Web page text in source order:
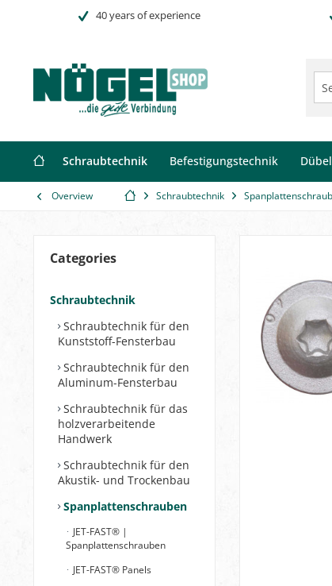
40 years of experience
Schraubtechnik Befestigungstechnik
Overview Schraubtechnik
Categories
Schraubtechnik
Schraubtechnik für den
Kunststoff-Fensterbau
Schraubtechnik für den
Aluminum-Fensterbau
Schraubtechnik für das
holzverarbeitende
Handwerk
Schraubtechnik für den
Akustik- und Trockenbau
Spanplattenschrauben
JET-FAST® |
Spanplattenschrauben
JET-FAST® Panels